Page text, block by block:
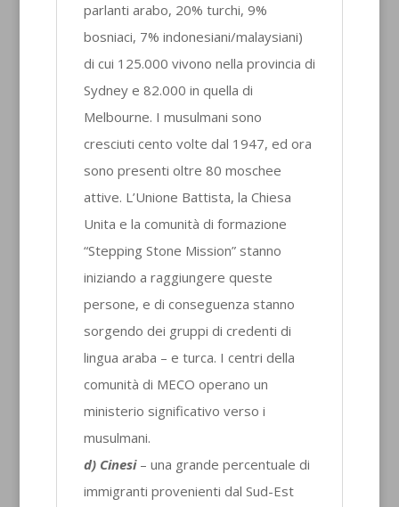
parlanti arabo, 20% turchi, 9%
bosniaci, 7% indonesiani/malaysiani)
di cui 125.000 vivono nella provincia di
Sydney e 82.000 in quella di
Melbourne. I musulmani sono
cresciuti cento volte dal 1947, ed ora
sono presenti oltre 80 moschee
attive. L’Unione Battista, la Chiesa
Unita e la comunità di formazione
“Stepping Stone Mission” stanno
iniziando a raggiungere queste
persone, e di conseguenza stanno
sorgendo dei gruppi di credenti di
lingua araba – e turca. I centri della
comunità di MECO operano un
ministerio significativo verso i
musulmani.
d) Cinesi– una grande percentuale di
immigranti provenienti dal Sud-Est